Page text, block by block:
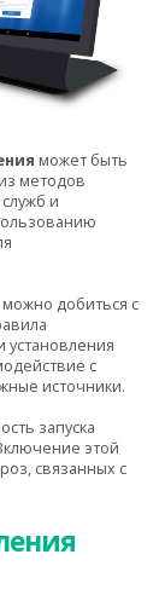
может быть
методов
и
добиться с
с
источники.
запуска
этой
связанных с